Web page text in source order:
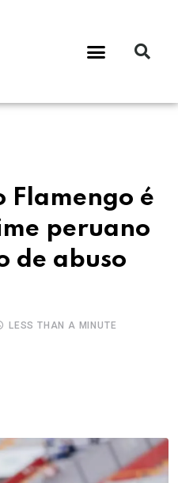
Flamengo é
peruano
de abuso
LESS THAN A MINUTE